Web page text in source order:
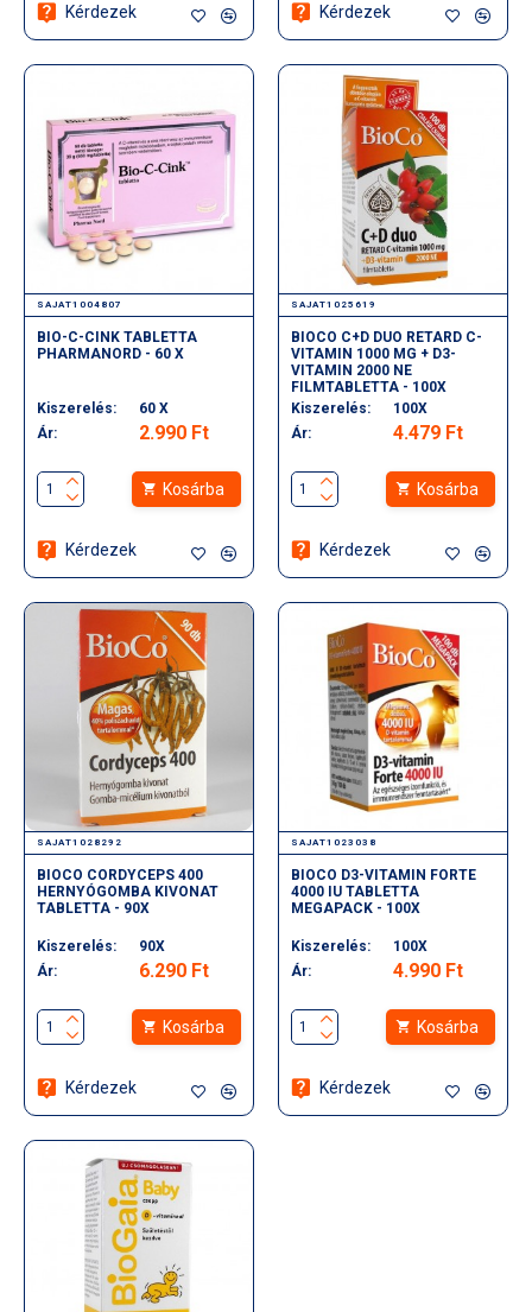
Kérdezek Kérdezek
SAJAT1004807
BIO-C-CINK TABLETTA
PHARMANORD - 60 X
Kiszerelés:
60 X
Ár:
2.990 Ft
Kosárba
Kérdezek
SAJAT1025619
BIOCO C+D DUO RETARD C-
VITAMIN 1000 MG + D3-
VITAMIN 2000 NE
FILMTABLETTA - 100X
Kiszerelés:
100X
Ár:
4.479 Ft
Kosárba
Kérdezek
SAJAT1028292
BIOCO CORDYCEPS 400
HERNYÓGOMBA KIVONAT
TABLETTA - 90X
Kiszerelés:
90X
Ár:
6.290 Ft
Kosárba
Kérdezek
SAJAT1023038
BIOCO D3-VITAMIN FORTE
4000 IU TABLETTA
MEGAPACK - 100X
Kiszerelés:
100X
Ár:
4.990 Ft
Kosárba
Kérdezek